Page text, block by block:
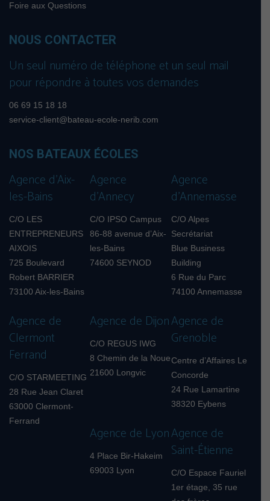
Foire aux Questions
NOUS CONTACTER
Un seul numéro de téléphone et un seul mail
pour répondre à toutes vos demandes
06 69 15 18 18
service-client@bateau-ecole-nerib.com
NOS BATEAUX ÉCOLES
Agence d’Aix-
les-Bains
C/O LES
ENTREPRENEURS
AIXOIS
725 Boulevard
Robert BARRIER
73100 Aix-les-Bains
Agence
d’Annecy
C/O IPSO Campus
86-88 avenue d’Aix-
les-Bains
74600 SEYNOD
Agence
d’Annemasse
C/O Alpes
Secrétariat
Blue Business
Building
6 Rue du Parc
74100 Annemasse
Agence de
Clermont
Ferrand
C/O STARMEETING
28 Rue Jean Claret
63000 Clermont-
Ferrand
Agence de Dijon
C/O REGUS IWG
8 Chemin de la Noue
21600 Longvic
Agence de
Grenoble
Centre d’Affaires Le
Concorde
24 Rue Lamartine
38320 Eybens
Agence de Lyon
4 Place Bir-Hakeim
69003 Lyon
Agence de
Saint-Étienne
C/O Espace Fauriel
1er étage, 35 rue